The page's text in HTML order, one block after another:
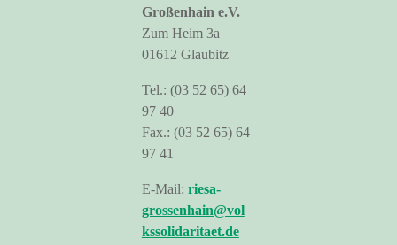
Großenhain e.V.
Zum Heim 3a
01612 Glaubitz
Tel.: (03 52 65) 64
97 40
Fax.: (03 52 65) 64
97 41
E-Mail: riesa-
grossenhain@vol
kssolidaritaet.de